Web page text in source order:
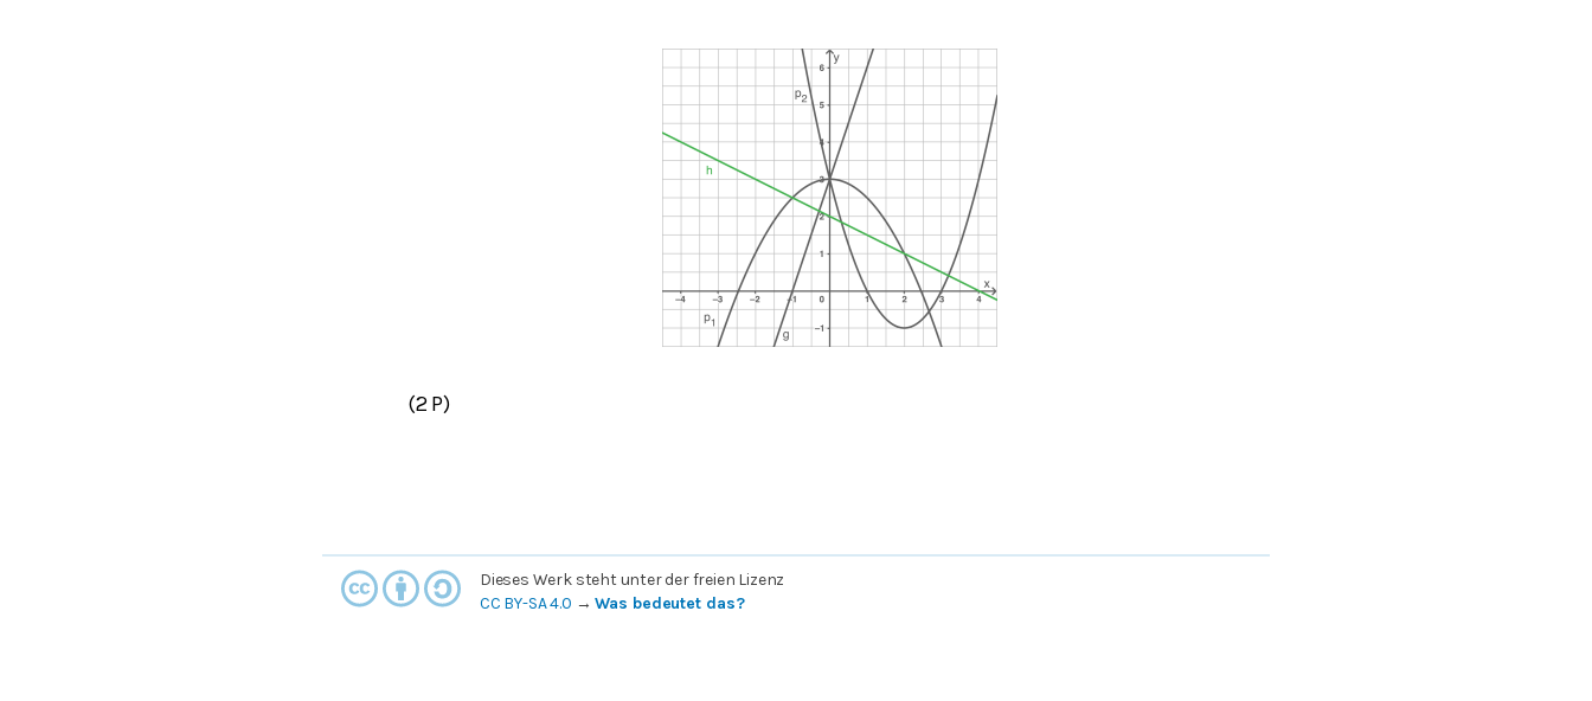
(2 P)
Dieses Werk steht unter der freien Lizenz
CC BY-SA 4.0 →Was bedeutet das?